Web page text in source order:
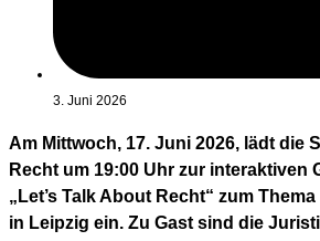
3. Juni 2026
Am Mittwoch, 17. Juni 2026, lädt die
Recht um 19:00 Uhr zur interaktiven
„Let’s Talk About Recht“ zum
in Leipzig ein. Zu Gast sind die